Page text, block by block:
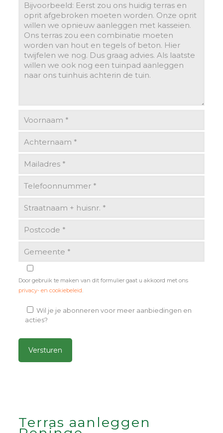
Door gebruik te maken van dit formulier gaat u akkoord met ons
privacy- en cookiebeleid
Wil je je abonneren voor meer aanbiedingen en
acties?
Terras aanleggen